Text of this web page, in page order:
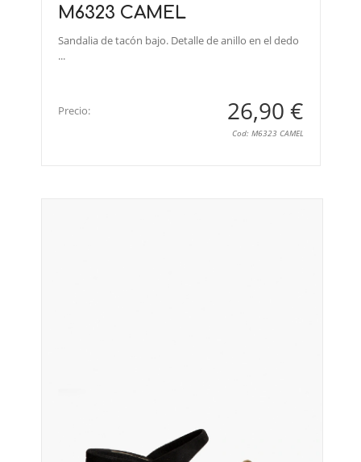
M6323 CAMEL
Sandalia de tacón bajo. Detalle de anillo en el dedo
...
Precio: 26,90 €
Cod: M6323 CAMEL